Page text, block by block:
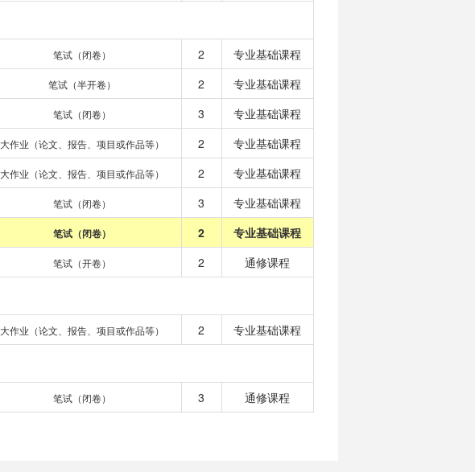
笔试（闭卷） 2
专业基础课程
笔试（半开卷） 2
专业基础课程
笔试（闭卷） 3
专业基础课程
大作业（论文、报告、项目或作品等） 2
专业基础课程
大作业（论文、报告、项目或作品等） 2
专业基础课程
笔试（闭卷） 3
专业基础课程
笔试（闭卷） 2
专业基础课程
笔试（开卷） 2 通修课程
大作业（论文、报告、项目或作品等） 2 专业基础课程
笔试（闭卷） 3 通修课程